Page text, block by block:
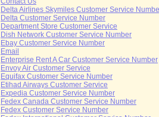
Delta Airlines Skymiles Customer Service
Delta Customer Service Number
Department Store Customer Service
Dish Network Customer Service Number
Ebay Customer Service Number
Email
Enterprise Rent A Car Customer Service Number
Envoy Air Customer Service
Equifax Customer Service Number
Etihad Airways Customer Service
Expedia Customer Service Number
Fedex Canada Customer Service Number
Fedex Customer Service Number